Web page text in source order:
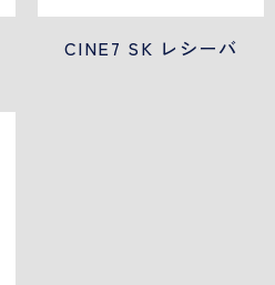
CINE7 SK レシーバ